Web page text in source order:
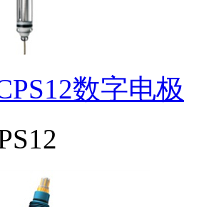
数字电极